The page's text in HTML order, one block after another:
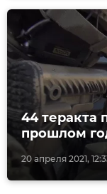
20 апреля 2021,
44 теракта
прошлом